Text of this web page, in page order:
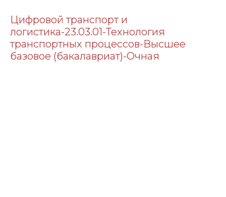
Цифровой транспорт и
логистика-23.03.01-Технология
транспортных процессов-Высшее
базовое (бакалавриат)-Очная